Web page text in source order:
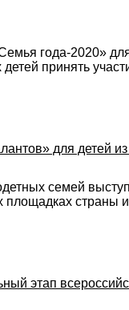
года-2020»
принять
для детей
семей
площадках страны
этап